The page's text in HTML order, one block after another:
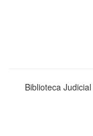
Biblioteca Judicial